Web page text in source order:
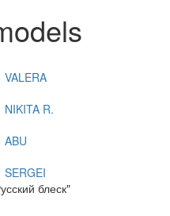
VALERA
NIKITA R.
ABU
SERGEI
блеск"